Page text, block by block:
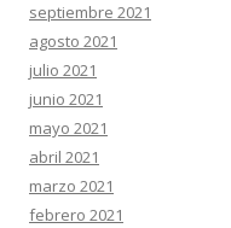
septiembre 2021
agosto 2021
julio 2021
junio 2021
mayo 2021
abril 2021
marzo 2021
febrero 2021